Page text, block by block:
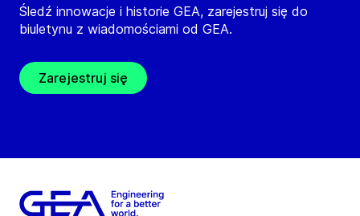
Śledź innowacje i historie GEA, zarejestruj się do
biuletynu z wiadomościami od GEA.
Zarejestruj się